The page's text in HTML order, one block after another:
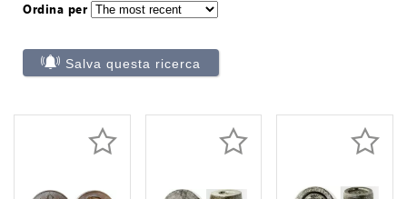
Ordina per
Salva questa ricerca